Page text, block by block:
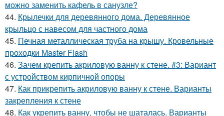
можно заменить кафель в санузле?
44. Крылечки для деревянного дома. Деревянное
крыльцо с навесом для частного дома
45. Печная металлическая труба на крышу. Кровельные
проходки Master Flash
46. Зачем крепить акриловую ванну к стене. #3: Вариант
с устройством кирпичной опоры
47. Как прикрепить акриловую ванну к стене. Варианты
закрепления к стене
48. Как укрепить ванну, чтобы не шаталась. Варианты